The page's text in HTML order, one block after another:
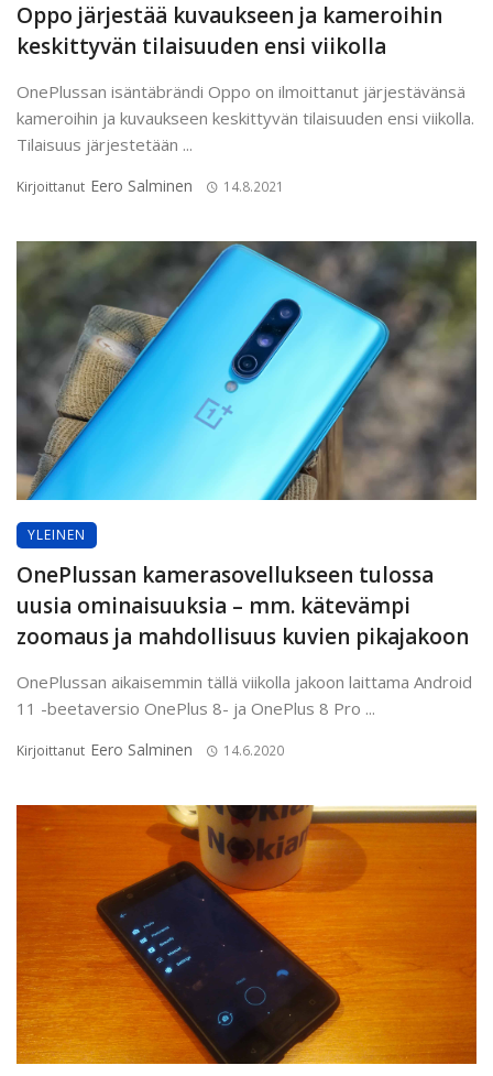
Oppo järjestää kuvaukseen ja kameroihin
keskittyvän tilaisuuden ensi viikolla
OnePlussan isäntäbrändi Oppo on ilmoittanut järjestävänsä
kameroihin ja kuvaukseen keskittyvän tilaisuuden ensi viikolla.
Tilaisuus järjestetään ...
Kirjoittanut Eero Salminen 14.8.2021
YLEINEN
OnePlussan kamerasovellukseen tulossa
uusia ominaisuuksia – mm. kätevämpi
zoomaus ja mahdollisuus kuvien pikajakoon
OnePlussan aikaisemmin tällä viikolla jakoon laittama Android
11 -beetaversio OnePlus 8- ja OnePlus 8 Pro ...
Kirjoittanut Eero Salminen 14.6.2020